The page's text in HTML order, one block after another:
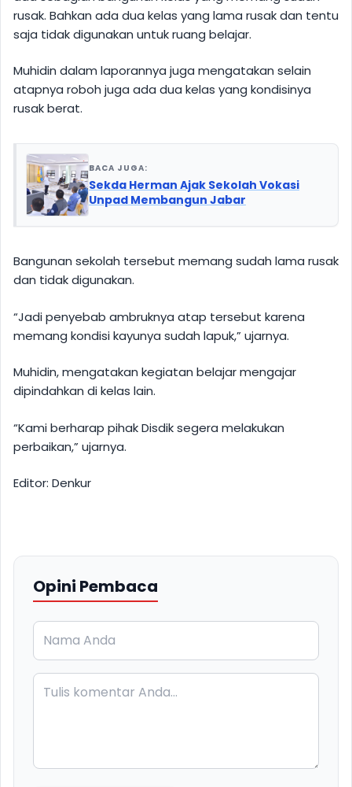
rusak. Bahkan ada dua kelas yang lama rusak dan tentu
saja tidak digunakan untuk ruang belajar.
Muhidin dalam laporannya juga mengatakan selain
atapnya roboh juga ada dua kelas yang kondisinya
rusak berat.
BACA JUGA:
Sekda Herman Ajak Sekolah Vokasi
Unpad Membangun Jabar
Bangunan sekolah tersebut memang sudah lama rusak
dan tidak digunakan.
“Jadi penyebab ambruknya atap tersebut karena
memang kondisi kayunya sudah lapuk,” ujarnya.
Muhidin, mengatakan kegiatan belajar mengajar
dipindahkan di kelas lain.
“Kami berharap pihak Disdik segera melakukan
perbaikan,” ujarnya.
Editor: Denkur
Opini Pembaca